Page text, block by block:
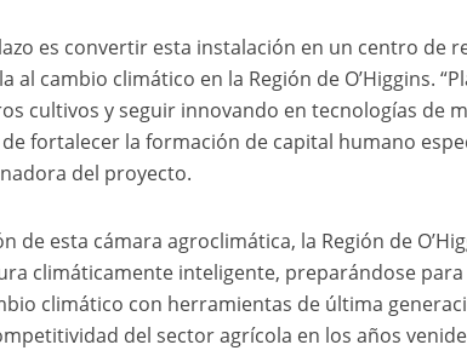
es convertir esta instalación en un centro de
al cambio climático en la Región de O’Higgins.
cultivos y seguir innovando en tecnologías de
fortalecer la formación de capital humano
del proyecto.
de esta cámara agroclimática, la Región de
climáticamente inteligente, preparándose
climático con herramientas de última
del sector agrícola en los años